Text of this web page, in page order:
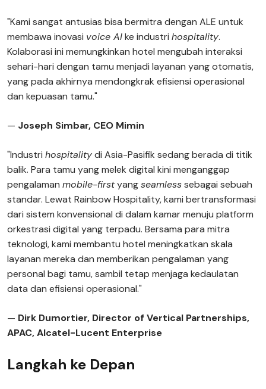
"Kami sangat antusias bisa bermitra dengan ALE untuk
membawa inovasi voice AIke industri hospitality.
Kolaborasi ini memungkinkan hotel mengubah interaksi
sehari-hari dengan tamu menjadi layanan yang otomatis,
yang pada akhirnya mendongkrak efisiensi operasional
dan kepuasan tamu."
— Joseph Simbar, CEO Mimin
"Industri hospitalitydi Asia-Pasifik sedang berada di titik
balik. Para tamu yang melek digital kini menganggap
pengalaman mobile-firstyangseamlesssebagai sebuah
standar. Lewat Rainbow Hospitality, kami bertransformasi
dari sistem konvensional di dalam kamar menuju platform
orkestrasi digital yang terpadu. Bersama para mitra
teknologi, kami membantu hotel meningkatkan skala
layanan mereka dan memberikan pengalaman yang
personal bagi tamu, sambil tetap menjaga kedaulatan
data dan efisiensi operasional."
— Dirk Dumortier, Director of Vertical Partnerships,
APAC, Alcatel-Lucent Enterprise
Langkah ke Depan